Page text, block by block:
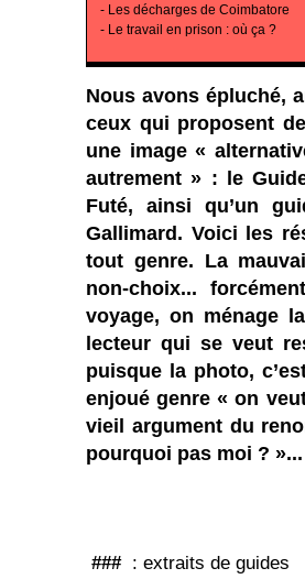
- Les décharges de Coimbatore
- Le travail en prison : où ça ?
Nous avons épluché,
ceux qui proposent
une image «
autrement » : le
Futé, ainsi qu’un
Gallimard. Voici les
tout genre. La
non-choix...
voyage, on ménage
lecteur qui se veut
puisque la photo,
enjoué genre « on
vieil argument du
pourquoi pas moi ?
###: extraits de guides